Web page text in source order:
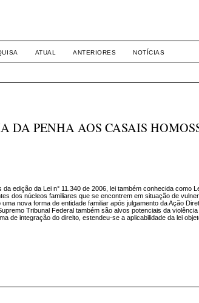
ATUAL ANTERIORES NOTÍCIAS
PENHA AOS CASAIS
edição da Lei n° 11.340 de 2006, lei também conhecida como
dos núcleos familiares que se encontrem em situação de
nova forma de entidade familiar após julgamento da Ação
Tribunal Federal também são alvos potenciais da
de integração do direito, estendeu-se a aplicabilidade da lei